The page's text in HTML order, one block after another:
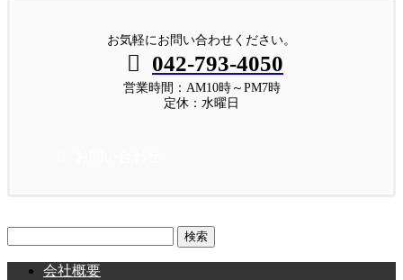
お気軽にお問い合わせください。
042-793-4050
営業時間：AM10時～PM7時
定休：水曜日
会社概要